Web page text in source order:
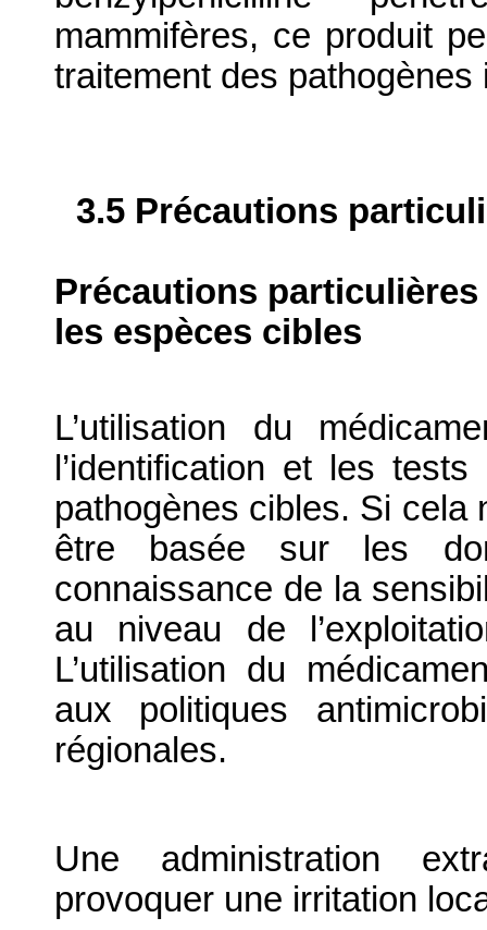
mammifères, ce produit
traitement des pathogènes
3.5 Précautions
Précautions
les espèces cibles
L’utilisation du
l’identification et les
pathogènes cibles. Si cela
être basée sur les
connaissance de la
au niveau de
L’utilisation du
aux politiques
régionales.
Une administration
provoquer une irritation